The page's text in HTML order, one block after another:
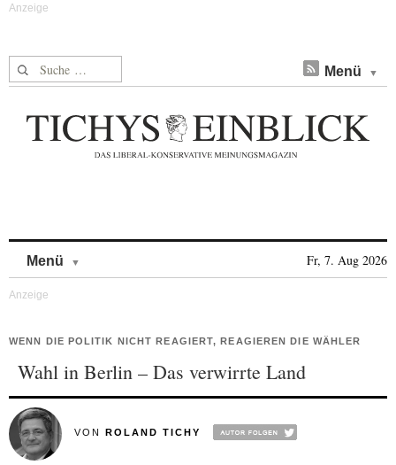
Suche nach: Menü
Menü Fr, 7. Aug 2026
WENN DIE POLITIK NICHT REAGIERT, REAGIEREN DIE WÄHLER
Wahl in Berlin – Das verwirrte Land
VON ROLAND TICHY